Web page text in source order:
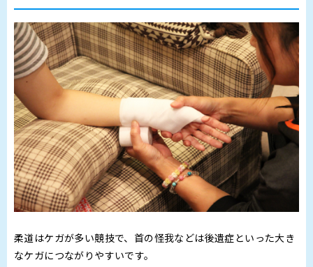
柔道はケガが多い競技で、首の怪我などは後遺症といった大き
なケガにつながりやすいです。